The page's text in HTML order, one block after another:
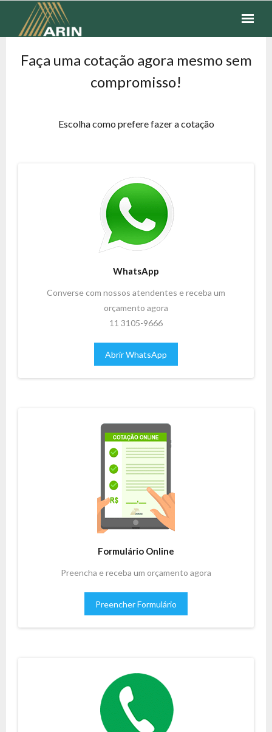
Faça uma cotação agora mesmo sem
compromisso!
Escolha como prefere fazer a cotação
WhatsApp
Converse com nossos atendentes e receba um
orçamento agora
11 3105-9666
Abrir WhatsApp
Formulário Online
Preencha e receba um orçamento agora
Preencher Formulário